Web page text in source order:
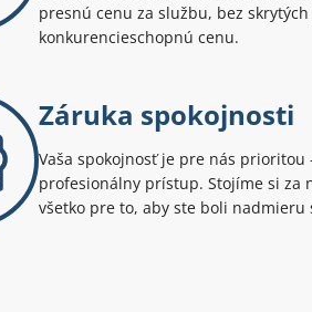
presnú cenu za službu, bez
konkurencieschopnú cenu.
Záruka spokojnosti
Vaša spokojnosť je pre nás
profesionálny prístup. Stojíme si za
všetko pre to, aby ste boli nadmieru